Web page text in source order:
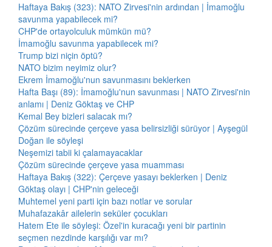
Haftaya Bakış (323): NATO Zirvesi'nin ardından | İmamoğlu
savunma yapabilecek mi?
CHP'de ortayolculuk mümkün mü?
İmamoğlu savunma yapabilecek mi?
Trump bizi niçin öptü?
NATO bizim neyimiz olur?
Ekrem İmamoğlu'nun savunmasını beklerken
Hafta Başı (89): İmamoğlu'nun savunması | NATO Zirvesi'nin
anlamı | Deniz Göktaş ve CHP
Kemal Bey bizleri salacak mı?
Çözüm sürecinde çerçeve yasa belirsizliği sürüyor | Ayşegül
Doğan ile söyleşi
Neşemizi tabii ki çalamayacaklar
Çözüm sürecinde çerçeve yasa muamması
Haftaya Bakış (322): Çerçeve yasayı beklerken | Deniz
Göktaş olayı | CHP'nin geleceği
Muhtemel yeni parti için bazı notlar ve sorular
Muhafazakâr ailelerin seküler çocukları
Hatem Ete ile söyleşi: Özel'in kuracağı yeni bir partinin
seçmen nezdinde karşılığı var mı?